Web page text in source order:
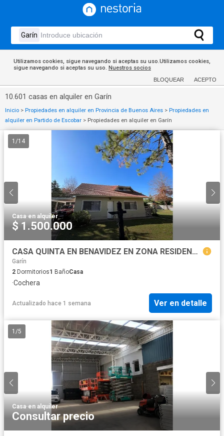
Utilizamos cookies, sigue navegando si aceptas su uso.Utilizamos cookies,
sigue navegando si aceptas su uso. Nuestros socios
BLOQUEAR ACEPTO
10.601 casas en alquiler en Garín
Inicio > Propiedades en alquiler en Provincia de Buenos Aires > Propiedades en
alquiler en Partido de Escobar > Propiedades en alquiler en Garín
1 /14
Casa·en alquiler
$ 1.500.000
CASA QUINTA EN BENAVIDEZ EN ZONA RESIDENCIAL
Garín
2 Dormitorios1 BañoCasa
·Cochera
Actualizado hace 1 semana Ver en detalle
1 /5
Casa·en alquiler
Consultar precio